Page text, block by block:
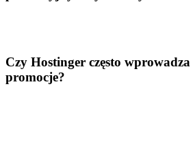
Czy Hostinger często
promocje?